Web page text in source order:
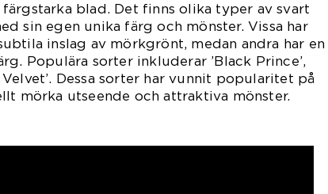
blad. Det finns olika typer av svart
sin egen unika färg och mönster. Vissa har
inslag av mörkgrönt, medan andra har en
Populära sorter inkluderar ’Black Prince’,
Velvet’. Dessa sorter har vunnit popularitet på
mörka utseende och attraktiva mönster.